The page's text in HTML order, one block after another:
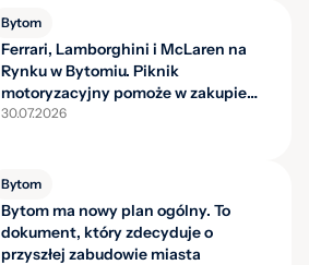
Bytom
Ferrari, Lamborghini i McLaren na
Rynku w Bytomiu. Piknik
motoryzacyjny pomoże w zakupie
karetek
30.07.2026
Bytom
Bytom ma nowy plan ogólny. To
dokument, który zdecyduje o
przyszłej zabudowie miasta